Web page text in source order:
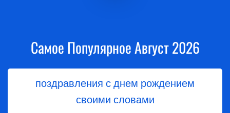
Самое Популярное Август 2026
поздравления с днем рождением
своими словами